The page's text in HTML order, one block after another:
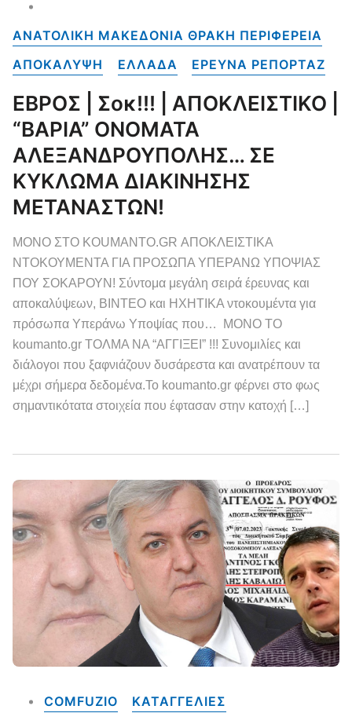
ΑΝΑΤΟΛΙΚΗ ΜΑΚΕΔΟΝΙΑ ΘΡΑΚΗ ΠΕΡΙΦΕΡΕΙΑ
ΑΠΟΚΑΛΥΨΗ
ΕΛΛΑΔΑ ΕΡΕΥΝΑ ΡΕΠΟΡΤΑΖ
ΕΒΡΟΣ | Σοκ!!! | ΑΠΟΚΛΕΙΣΤΙΚΟ |
“ΒΑΡΙΑ” ΟΝΟΜΑΤΑ
ΑΛΕΞΑΝΔΡΟΥΠΟΛΗΣ… ΣΕ
ΚΥΚΛΩΜΑ ΔΙΑΚΙΝΗΣΗΣ
ΜΕΤΑΝΑΣΤΩΝ!
ΜΟΝΟ ΣΤΟ KOUMANTO.GR ΑΠΟΚΛΕΙΣΤΙΚΑ
ΝΤΟΚΟΥΜΕΝΤΑ ΓΙΑ ΠΡΟΣΩΠΑ ΥΠΕΡΑΝΩ ΥΠΟΨΙΑΣ
ΠΟΥ ΣΟΚΑΡΟΥΝ! Σύντομα μεγάλη σειρά έρευνας και
αποκαλύψεων, ΒΙΝΤΕΟ και ΗΧΗΤΙΚΑ ντοκουμέντα για
πρόσωπα Υπεράνω Υποψίας που… ΜΟΝΟ ΤΟ
koumanto.gr ΤΟΛΜΑ ΝΑ “ΑΓΓΙΞΕΙ” !!! Συνομιλίες και
διάλογοι που ξαφνιάζουν δυσάρεστα και ανατρέπουν τα
μέχρι σήμερα δεδομένα.Το koumanto.gr φέρνει στο φως
σημαντικότατα στοιχεία που έφτασαν στην κατοχή […]
COMFUZIO ΚΑΤΑΓΓΕΛΙΕΣ